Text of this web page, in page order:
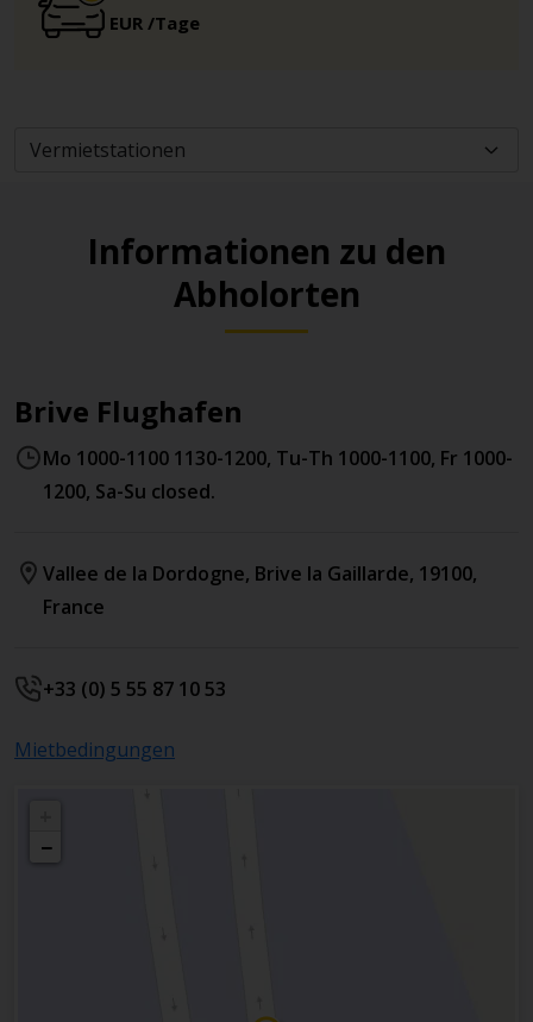
EUR /Tage
Informationen zu den
Abholorten
Brive Flughafen
Mo 1000-1100 1130-1200, Tu-Th 1000-1100, Fr 1000-
1200, Sa-Su closed.
Vallee de la Dordogne, Brive la Gaillarde, 19100,
France
+33 (0) 5 55 87 10 53
Mietbedingungen
−